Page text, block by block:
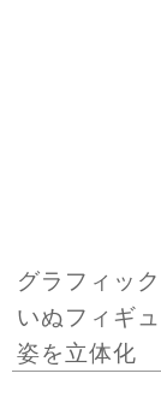
グラフィッ
いぬフィギ
姿を立体化